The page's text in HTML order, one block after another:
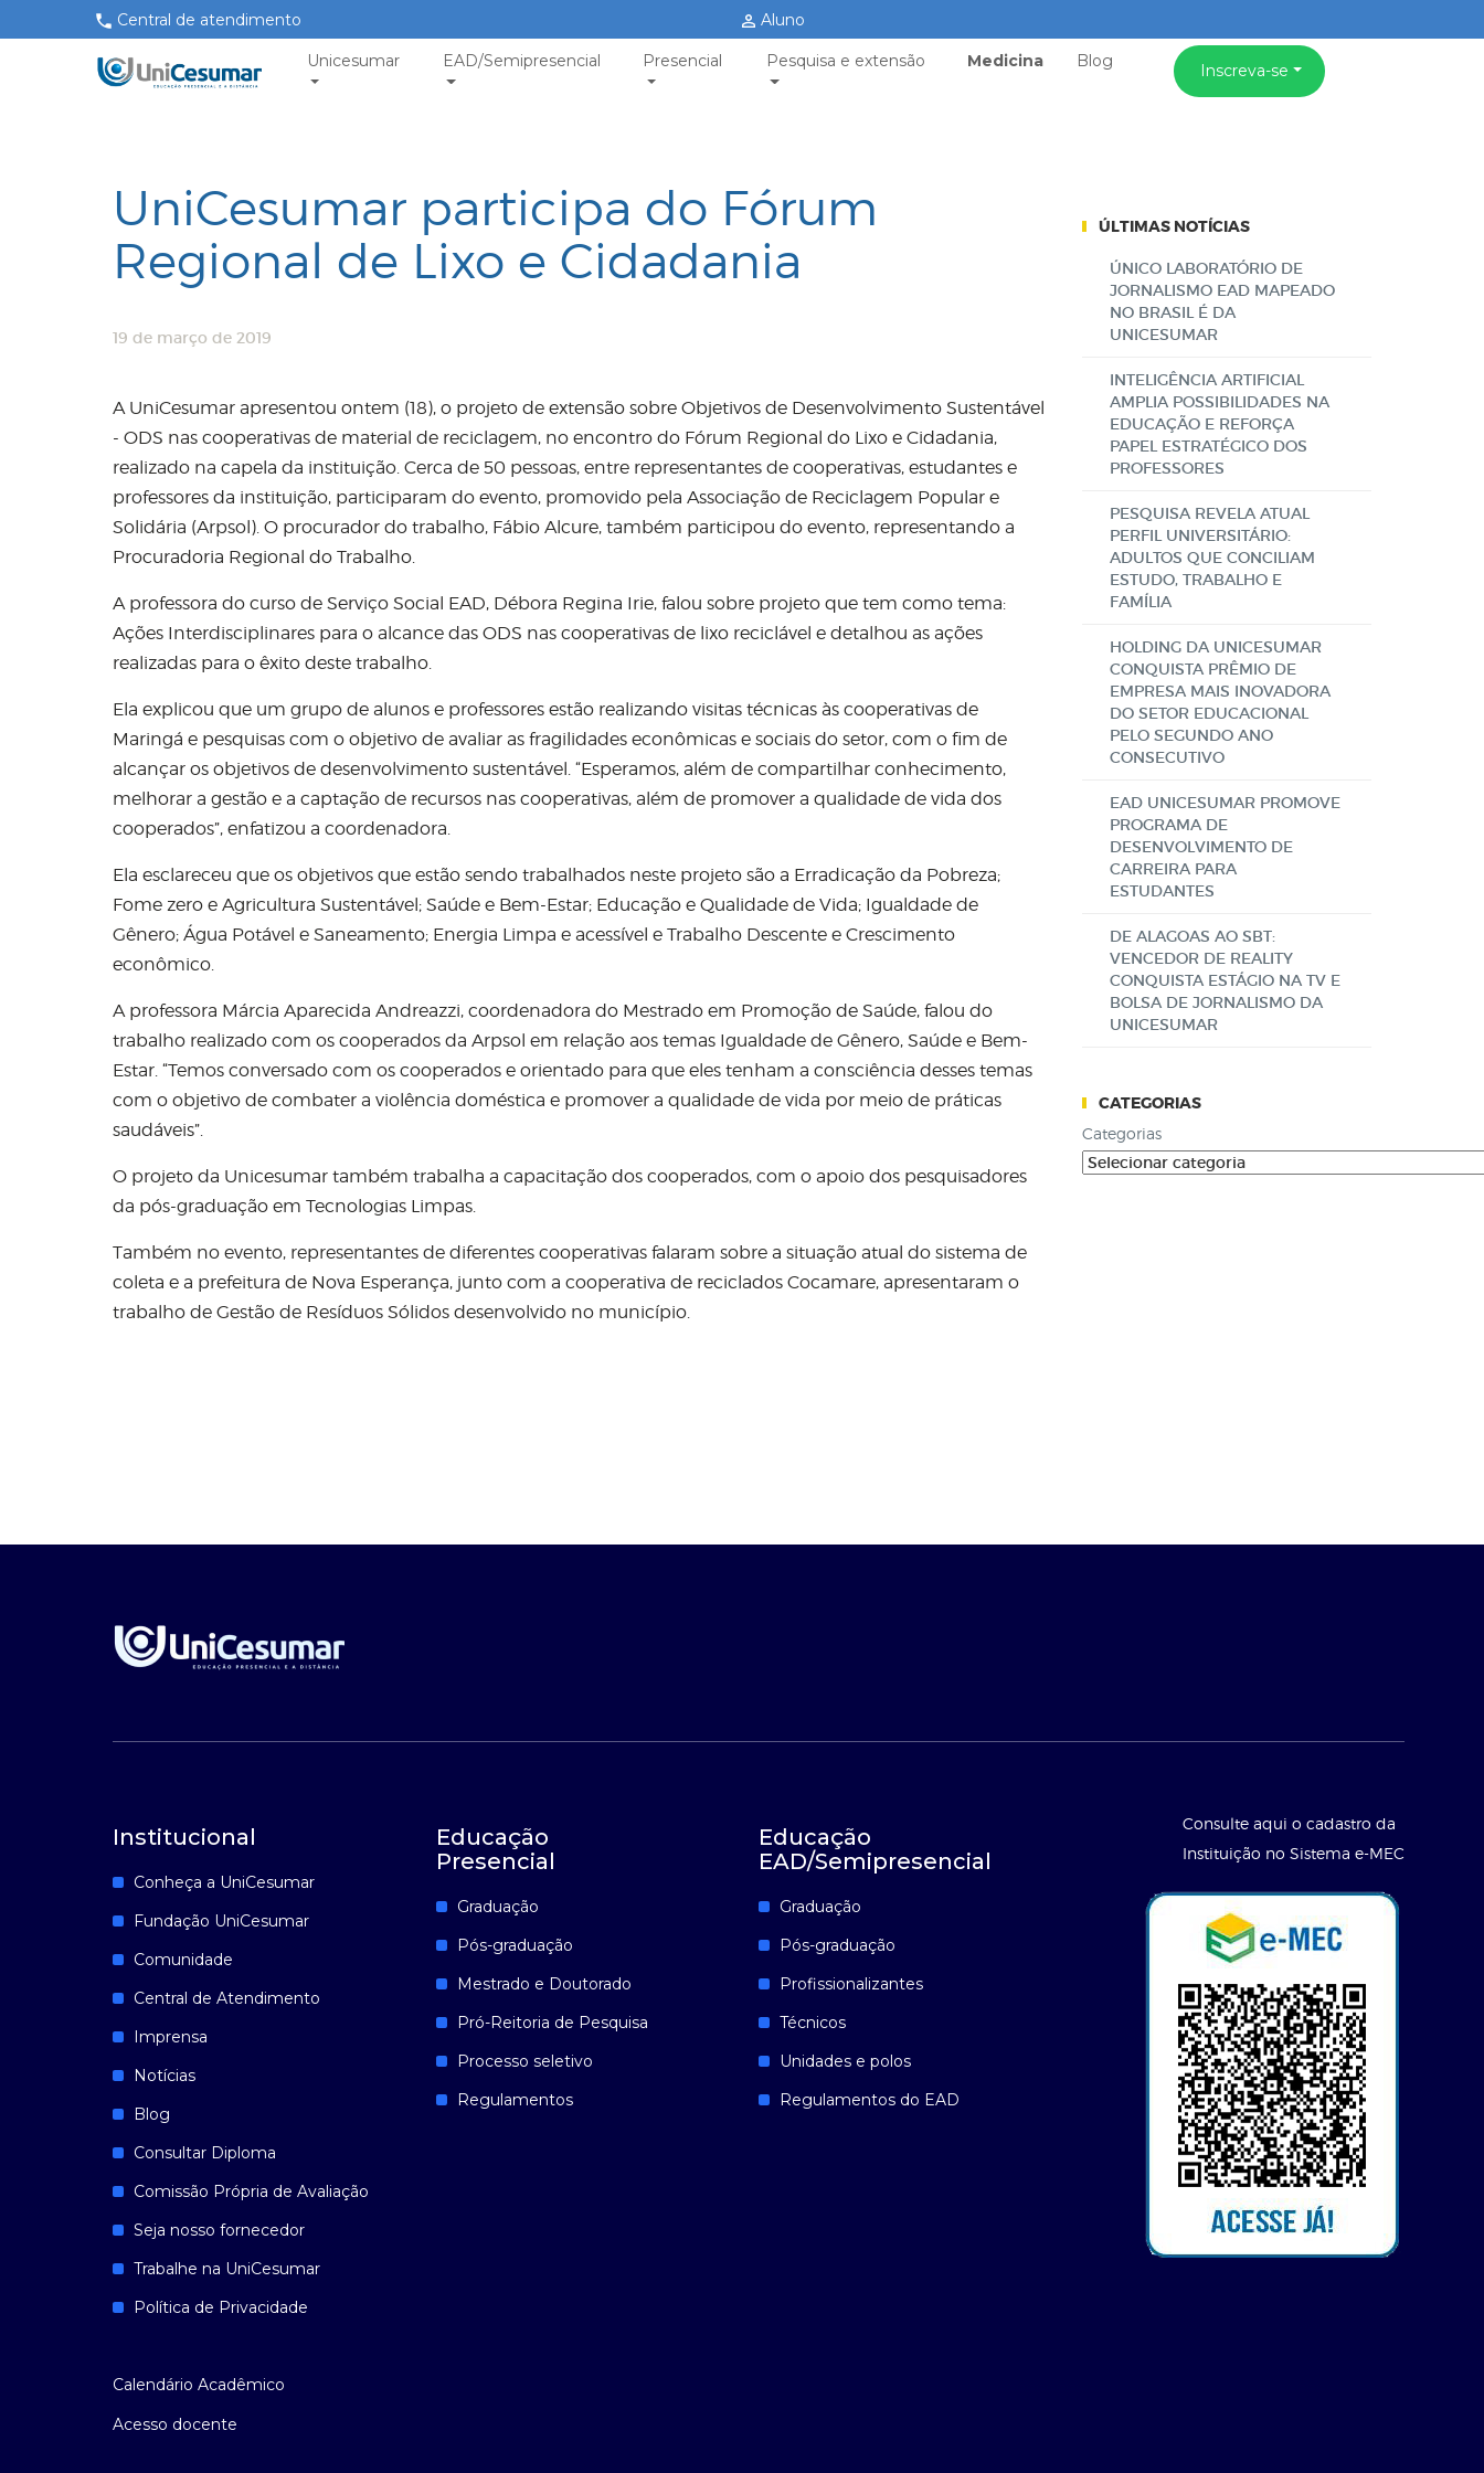
Central de atendimento Aluno
Unicesumar EAD/Semipresencial Presencial Pesquisa e extensão Medicina Blog Inscreva-se
UniCesumar participa do Fórum
Regional de Lixo e Cidadania
19 de março de 2019
A UniCesumar apresentou ontem (18), o projeto de extensão sobre Objetivos de Desenvolvimento Sustentável
- ODS nas cooperativas de material de reciclagem, no encontro do Fórum Regional do Lixo e Cidadania,
realizado na capela da instituição. Cerca de 50 pessoas, entre representantes de cooperativas, estudantes e
professores da instituição, participaram do evento, promovido pela Associação de Reciclagem Popular e
Solidária (Arpsol). O procurador do trabalho, Fábio Alcure, também participou do evento, representando a
Procuradoria Regional do Trabalho.
A professora do curso de Serviço Social EAD, Débora Regina Irie, falou sobre projeto que tem como tema:
Ações Interdisciplinares para o alcance das ODS nas cooperativas de lixo reciclável e detalhou as ações
realizadas para o êxito deste trabalho.
Ela explicou que um grupo de alunos e professores estão realizando visitas técnicas às cooperativas de
Maringá e pesquisas com o objetivo de avaliar as fragilidades econômicas e sociais do setor, com o fim de
alcançar os objetivos de desenvolvimento sustentável. “Esperamos, além de compartilhar conhecimento,
melhorar a gestão e a captação de recursos nas cooperativas, além de promover a qualidade de vida dos
cooperados”, enfatizou a coordenadora.
Ela esclareceu que os objetivos que estão sendo trabalhados neste projeto são a Erradicação da Pobreza;
Fome zero e Agricultura Sustentável; Saúde e Bem-Estar; Educação e Qualidade de Vida; Igualdade de
Gênero; Água Potável e Saneamento; Energia Limpa e acessível e Trabalho Descente e Crescimento
econômico.
A professora Márcia Aparecida Andreazzi, coordenadora do Mestrado em Promoção de Saúde, falou do
trabalho realizado com os cooperados da Arpsol em relação aos temas Igualdade de Gênero, Saúde e Bem-
Estar. “Temos conversado com os cooperados e orientado para que eles tenham a consciência desses temas
com o objetivo de combater a violência doméstica e promover a qualidade de vida por meio de práticas
saudáveis”.
O projeto da Unicesumar também trabalha a capacitação dos cooperados, com o apoio dos pesquisadores
da pós-graduação em Tecnologias Limpas.
Também no evento, representantes de diferentes cooperativas falaram sobre a situação atual do sistema de
coleta e a prefeitura de Nova Esperança, junto com a cooperativa de reciclados Cocamare, apresentaram o
trabalho de Gestão de Resíduos Sólidos desenvolvido no município.
ÚLTIMAS NOTÍCIAS
ÚNICO LABORATÓRIO DE
JORNALISMO EAD MAPEADO
NO BRASIL É DA
UNICESUMAR
INTELIGÊNCIA ARTIFICIAL
AMPLIA POSSIBILIDADES NA
EDUCAÇÃO E REFORÇA
PAPEL ESTRATÉGICO DOS
PROFESSORES
PESQUISA REVELA ATUAL
PERFIL UNIVERSITÁRIO:
ADULTOS QUE CONCILIAM
ESTUDO, TRABALHO E
FAMÍLIA
HOLDING DA UNICESUMAR
CONQUISTA PRÊMIO DE
EMPRESA MAIS INOVADORA
DO SETOR EDUCACIONAL
PELO SEGUNDO ANO
CONSECUTIVO
EAD UNICESUMAR PROMOVE
PROGRAMA DE
DESENVOLVIMENTO DE
CARREIRA PARA
ESTUDANTES
DE ALAGOAS AO SBT:
VENCEDOR DE REALITY
CONQUISTA ESTÁGIO NA TV E
BOLSA DE JORNALISMO DA
UNICESUMAR
CATEGORIAS
Categorias
Institucional
Conheça a UniCesumar
Fundação UniCesumar
Comunidade
Central de Atendimento
Imprensa
Notícias
Blog
Consultar Diploma
Comissão Própria de Avaliação
Seja nosso fornecedor
Trabalhe na UniCesumar
Política de Privacidade
Calendário Acadêmico
Acesso docente
Educação
Presencial
Graduação
Pós-graduação
Mestrado e Doutorado
Pró-Reitoria de Pesquisa
Processo seletivo
Regulamentos
Educação
EAD/Semipresencial
Graduação
Pós-graduação
Profissionalizantes
Técnicos
Unidades e polos
Regulamentos do EAD
Consulte aqui o cadastro da
Instituição no Sistema e-MEC